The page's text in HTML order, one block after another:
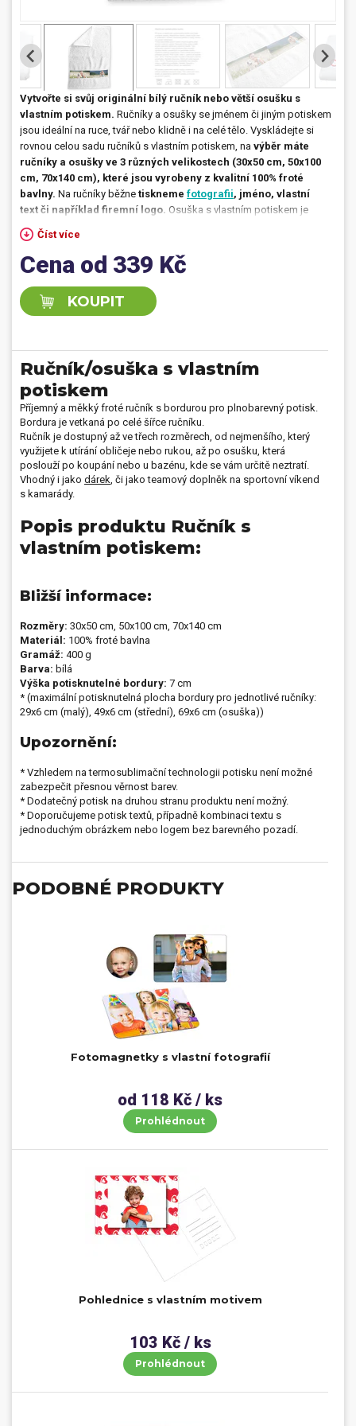
Dárečky
PO-PÁ 8:00 - 16:00
+420 516 770 521
napíšte nám
eshop@faxcopy.cz
Úvod Produkty
Novinky Blog
Kontakty
Můj profil
Vytvořte si svůj originální bílý ručník nebo větší osušku s
vlastním potiskem. Ručníky a osušky se jménem či jiným potiskem
jsou ideální na ruce, tvář nebo klidně i na celé tělo. Vyskládejte si
rovnou celou sadu ručníků s vlastním potiskem, na výběr máte
ručníky a osušky ve 3 různých velikostech (30x50 cm, 50x100
cm, 70x140 cm), které jsou vyrobeny z kvalitní 100% froté
bavlny. Na ručníky běžne tiskneme fotografii, jméno, vlastní
text či například firemní logo. Osuška s vlastním potiskem je
vhodná i jako
však –potisk je možný pouze na pás (borduru), ne celoplošně
na celou plochu ručníku a osušky. Vytvořte si svůj vlastní
originální ručník nebo osušku se jménem nebo jiným vlastním
potiskem i vy.
Osušky a ručníky se jménem –
Darujte vašim blízkýmnejlepší dárek , který využije opravdu
každý – ručník se jménem, osušku se jménem nebo obojí, s
vlastním potiskem podle sebe.
obrázku takétext , vhodná a zajímavá je zejména kombinace
fotografie a textu. Nejoblíbenějšími jsou právě osušky se
jménem nebo přezdívkou umístěnou na ručníku, spolu s fotkou
obdarovávané osoby, případně s krátkým vyznáním lásky např.
tě zlato. Tentojedinečný dárekje vhodný např.k svátku,na
narozeniny, jako
domova ještě dnes.
Číst více
Cena od 339 Kč
KOUPIT
Ručník/osuška s vlastním
potiskem
Příjemný a měkký froté ručník s bordurou pro plnobarevný potisk.
Bordura je vetkaná po celé šířce ručníku.
Ručník je dostupný až ve třech rozměrech, od nejmenšího, který
využijete k utírání obličeje nebo rukou, až po osušku, která
poslouží po koupání nebo u bazénu, kde se vám určitě neztratí.
Vhodný i jako dárek , či jako teamový doplněk na sportovní víkend
s kamarády.
Popis produktu Ručník s
vlastním potiskem:
Bližší informace:
Rozměry: 30x50 cm, 50x100 cm, 70x140 cm
Materiál: 100% froté bavlna
Gramáž: 400 g
Barva: bílá
Výška potisknutelné bordury: 7 cm
* (maximální potisknutelná plocha bordury pro jednotlivé ručníky:
29x6 cm (malý), 49x6 cm (střední), 69x6 cm (osuška))
Upozornění:
* Vzhledem na termosublimační technologii potisku není možné
zabezpečit přesnou věrnost barev.
* Dodatečný potisk na druhou stranu produktu není možný.
* Doporučujeme potisk textů, případně kombinaci textu s
jednoduchým obrázkem nebo logem bez barevného pozadí.
PODOBNÉ PRODUKTY
Fotomagnetky s vlastní fotografií
od 118 Kč / ks
Prohlédnout
Pohlednice s vlastním motivem
103 Kč / ks
Prohlédnout